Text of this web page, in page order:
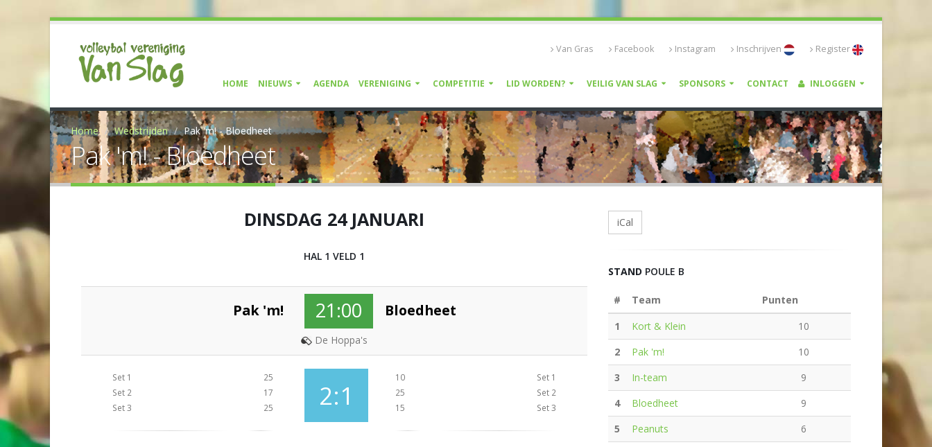
Van Gras Facebook Instagram Inschrijven Register
HOME NIEUWS AGENDA VERENIGING COMPETITIE LID WORDEN? VEILIG VAN SLAG SPONSORS CONTACT INLOGGEN
Home Wedstrijden Pak 'm! - Bloedheet
Pak 'm! - Bloedheet
DINSDAG 24 JANUARI
HAL 1 VELD 1
Pak 'm! 21:00 Bloedheet
De Hoppa's
Set 1
Set 2
Set 3
25
17
25
2:1
10
25
15
Set 1
Set 2
Set 3
iCal
STAND POULE B
# Team
Punten
1
Kort & Klein
10
2
Pak 'm!
10
3
In-team
9
4
Bloedheet
9
5
Peanuts
6